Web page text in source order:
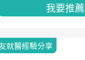
我要推
就醫經驗分享